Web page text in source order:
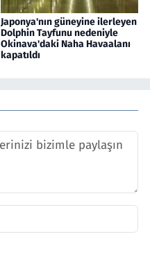
Japonya'nın güneyine ilerleyen
Dolphin Tayfunu nedeniyle
Okinava'daki Naha Havaalanı
kapatıldı